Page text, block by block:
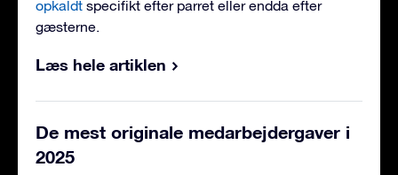
opkaldt specifikt efter parret eller endda efter
gæsterne.
Læs hele artiklen
De mest originale medarbejdergaver i
2025